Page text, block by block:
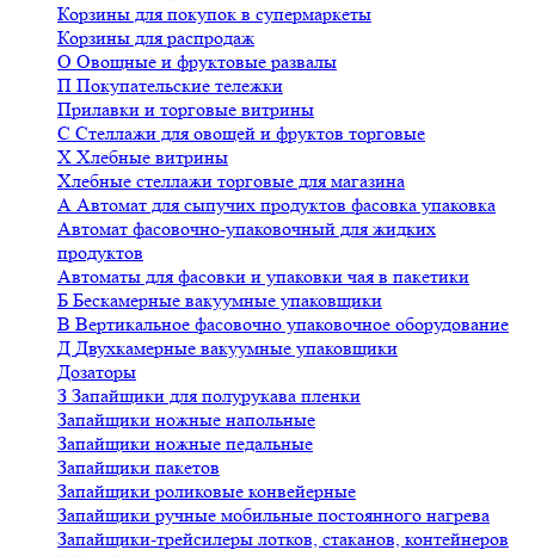
Корзины для покупок в супермаркеты
Корзины для распродаж
О Овощные и фруктовые развалы
П Покупательские тележки
Прилавки и торговые витрины
С Стеллажи для овощей и фруктов торговые
Х Хлебные витрины
Хлебные стеллажи торговые для магазина
А Автомат для сыпучих продуктов фасовка упаковка
Автомат фасовочно-упаковочный для жидких
продуктов
Автоматы для фасовки и упаковки чая в пакетики
Б Бескамерные вакуумные упаковщики
В Вертикальное фасовочно упаковочное оборудование
Д Двухкамерные вакуумные упаковщики
Дозаторы
З Запайщики для полурукава пленки
Запайщики ножные напольные
Запайщики ножные педальные
Запайщики пакетов
Запайщики роликовые конвейерные
Запайщики ручные мобильные постоянного нагрева
Запайщики-трейсилеры лотков, стаканов, контейнеров